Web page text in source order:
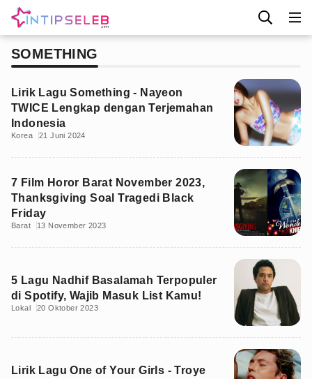
SOMETHING
Lirik Lagu Something - Nayeon
TWICE Lengkap dengan Terjemahan
Indonesia
Korea 21 Juni 2024
7 Film Horor Barat November 2023,
Thanksgiving Soal Tragedi Black
Friday
Barat 13 November 2023
5 Lagu Nadhif Basalamah Terpopuler
di Spotify, Wajib Masuk List Kamu!
Lokal 20 Oktober 2023
Lirik Lagu One of Your Girls - Troye